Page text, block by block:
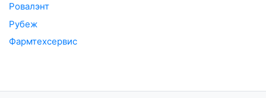
Ровалэнт
Рубеж
Фармтехсервис